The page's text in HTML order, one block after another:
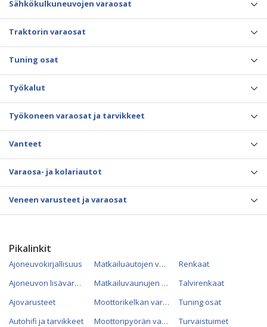
Sähkökulkuneuvojen varaosat
Traktorin varaosat
Tuning osat
Työkalut
Työkoneen varaosat ja tarvikkeet
Vanteet
Varaosa- ja kolariautot
Veneen varusteet ja varaosat
Pikalinkit
Ajoneuvokirjallisuus
Ajoneuvon lisävarusteet
Ajovarusteet
Autohifi ja tarvikkeet
Matkailuautojen varaosat
Matkailuvaunujen varaosat
Moottorikelkan varaosat
Moottoripyörän varaosat
Renkaat
Talvirenkaat
Tuning osat
Turvaistuimet